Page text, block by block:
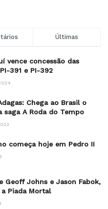
Últimas
vence concessão das
391 e PI-392
Chega ao Brasil o
saga A Roda do Tempo
começa hoje em Pedro II
Geoff Johns e Jason Fabok,
Piada Mortal